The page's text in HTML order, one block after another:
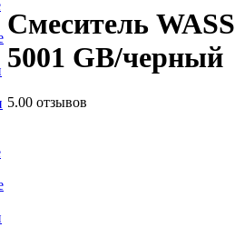
Смеситель
5001 GB/черный
5.00 отзывов